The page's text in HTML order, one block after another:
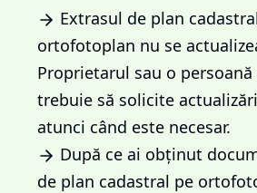
Extrasul de plan
ortofotoplan nu se
Proprietarul sau o
trebuie să solicite
atunci când este necesar.
După ce ai obținut
de plan cadastral pe